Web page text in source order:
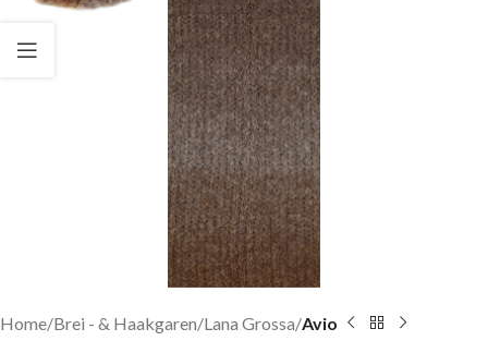
Home Brei - & Haakgaren Lana Grossa Avio